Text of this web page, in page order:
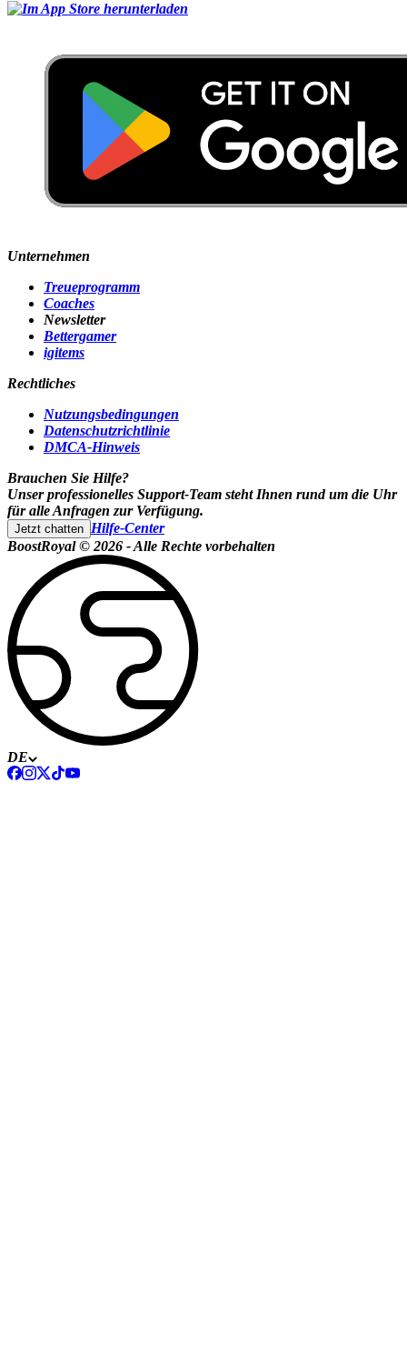
Unternehmen
Treueprogramm
Coaches
Newsletter
Bettergamer
igitems
Rechtliches
Nutzungsbedingungen
Datenschutzrichtlinie
DMCA-Hinweis
Brauchen Sie Hilfe?
Unser professionelles Support-Team steht Ihnen rund um die Uhr
für alle Anfragen zur Verfügung.
Jetzt chatten Hilfe-Center
BoostRoyal © 2026 - Alle Rechte vorbehalten
DE